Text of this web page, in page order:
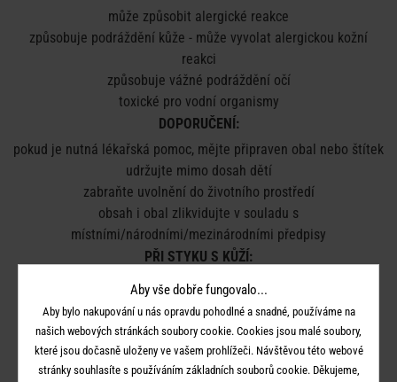
může způsobit alergické reakce
způsobuje podráždění kůže - může vyvolat alergickou kožní
reakci
způsobuje vážné podráždění očí
toxické pro vodní organismy
DOPORUČENÍ:
pokud je nutná lékařská pomoc, mějte připraven obal nebo štítek
udržujte mimo dosah dětí
zabraňte uvolnění do životního prostředí
obsah i obal zlikvidujte v souladu s
místními/národními/mezinárodními předpisy
PŘI STYKU S KŮŽÍ:
omyjte velkým množstvím vody a mýdla
PŘI ZASAŽENÍ OČÍ:
několik minut opatrně vyplachujte vodou
pokud je to možné, vyjměte kontaktní čočky a pokračujte ve
vyplachování
Aby vše dobře fungovalo...
Aby bylo nakupování u nás opravdu pohodlné a snadné, používáme na
našich webových stránkách soubory cookie. Cookies jsou malé soubory,
které jsou dočasně uloženy ve vašem prohlížeči. Návštěvou této webové
stránky souhlasíte s používáním základních souborů cookie. Děkujeme,